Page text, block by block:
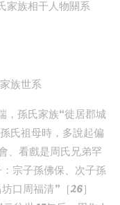
家族相干人物關系
族世系
，孫氏家族“徙居郡城
氏祖母時，多說起偏
、看戲是周氏兄弟罕
宗子孫佛保、次子孫
口周福清”［26］